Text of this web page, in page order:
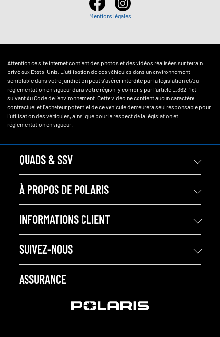
Mentions légales
Attention ce site internet contient des photos et des vidéos réalisées sur terrain
privé aux Etats-Unis. L'utilisation de ces véhicules dans un environnement
semblable dans votre juridiction peut s'avérer interdite par la législation et/ou
réglementation en vigueur dans votre région, y compris par l'article L.362-1 et
suivant du Code de l'environnement. Cette vidéo ne contient aucun caractère
contractuel et l'acheteur potentiel de ce véhicule demeurera seul responsable pour
l'utilisation des véhicules, ainsi que pour le respect de la législation et
réglementation en vigueur.
QUADS & SSV
À PROPOS DE POLARIS
INFORMATIONS CLIENT
SUIVEZ-NOUS
ASSURANCE